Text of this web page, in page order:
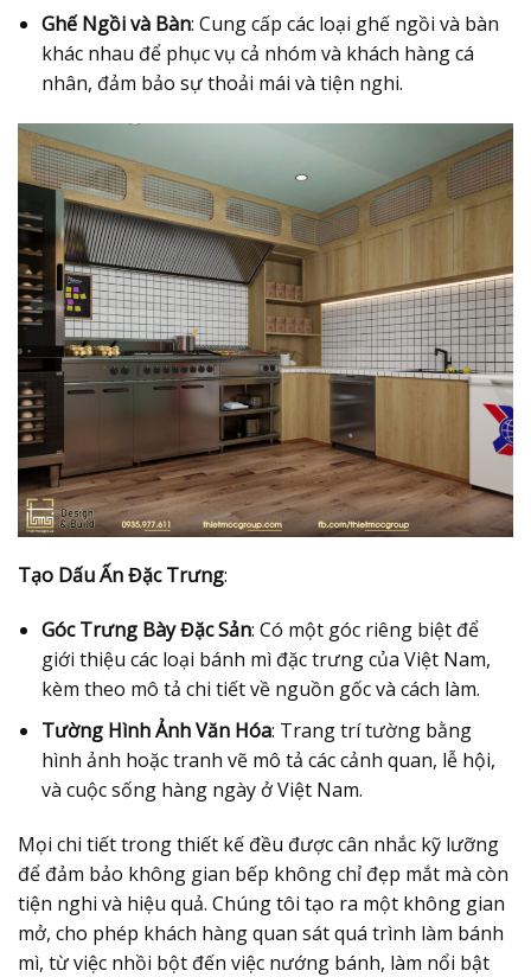
Ghế Ngồi và Bàn: Cung cấp các loại ghế ngồi và bàn
khác nhau để phục vụ cả nhóm và khách hàng cá
nhân, đảm bảo sự thoải mái và tiện nghi.
Tạo Dấu Ấn Đặc Trưng:
Góc Trưng Bày Đặc Sản: Có một góc riêng biệt để
giới thiệu các loại bánh mì đặc trưng của Việt Nam,
kèm theo mô tả chi tiết về nguồn gốc và cách làm.
Tường Hình Ảnh Văn Hóa: Trang trí tường bằng
hình ảnh hoặc tranh vẽ mô tả các cảnh quan, lễ hội,
và cuộc sống hàng ngày ở Việt Nam.
Mọi chi tiết trong thiết kế đều được cân nhắc kỹ lưỡng
để đảm bảo không gian bếp không chỉ đẹp mắt mà còn
tiện nghi và hiệu quả. Chúng tôi tạo ra một không gian
mở, cho phép khách hàng quan sát quá trình làm bánh
mì, từ việc nhồi bột đến việc nướng bánh, làm nổi bật